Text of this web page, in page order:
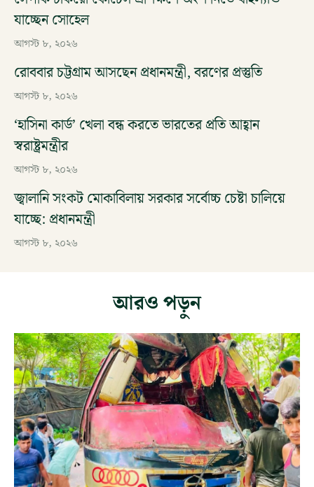
যাচ্ছেন সোহেল
আগস্ট ৮, ২০২৬
রোববার চট্টগ্রাম আসছেন প্রধানমন্ত্রী, বরণের প্রস্তুতি
আগস্ট ৮, ২০২৬
‘হাসিনা কার্ড’ খেলা বন্ধ করতে ভারতের প্রতি আহ্বান
স্বরাষ্ট্রমন্ত্রীর
আগস্ট ৮, ২০২৬
জ্বালানি সংকট মোকাবিলায় সরকার সর্বোচ্চ চেষ্টা চালিয়ে
যাচ্ছে: প্রধানমন্ত্রী
আগস্ট ৮, ২০২৬
আরও পড়ুন